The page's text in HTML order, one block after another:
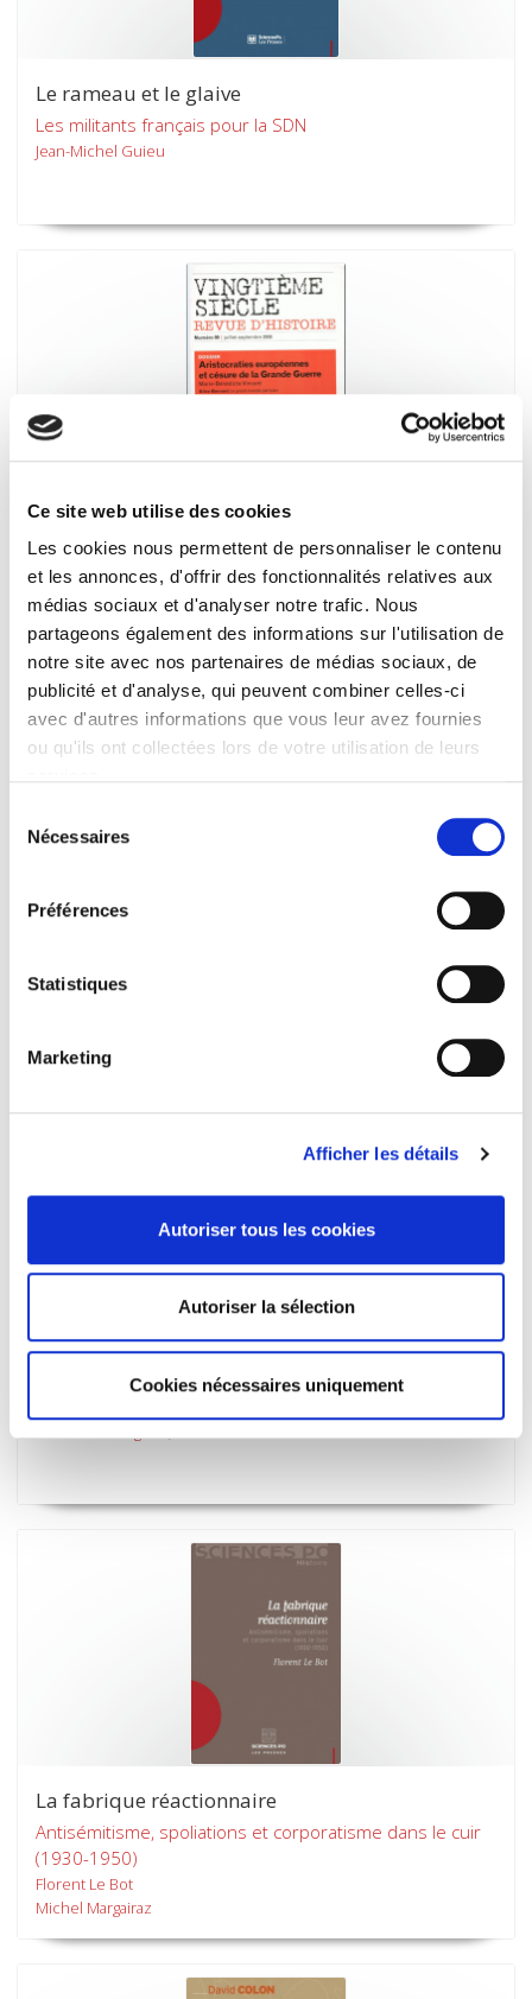
Ce site web utilise des cookies
Les cookies nous permettent de personnaliser le contenu
et les annonces, d'offrir des fonctionnalités relatives aux
médias sociaux et d'analyser notre trafic. Nous
partageons également des informations sur l'utilisation de
notre site avec nos partenaires de médias sociaux, de
publicité et d'analyse, qui peuvent combiner celles-ci
avec d'autres informations que vous leur avez fournies
ou qu'ils ont collectées lors de votre utilisation de leurs
Nécessaires
Préférences
Statistiques
Marketing
Afficher les détails
Autoriser tous les cookies
Autoriser la sélection
Cookies nécessaires uniquement
Le rameau et le glaive
Les militants français pour la SDN
Jean-Michel Guieu
Vingtième Siècle 99 (2008-3)
Dossier : Aristocraties européennes et césure de la
Grande Guerre
et al.
Les victimes écrivent leur Histoire
Socialistes et radicaux
La fabrique réactionnaire
Antisémitisme, spoliations et corporatisme dans le cuir
(1930-1950)
Florent Le Bot
Michel Margairaz